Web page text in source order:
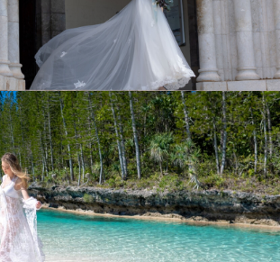
ア フォトウェディング NEW CALEDO